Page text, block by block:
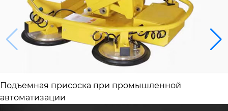
Подъемная присоска при промышленной
автоматизации